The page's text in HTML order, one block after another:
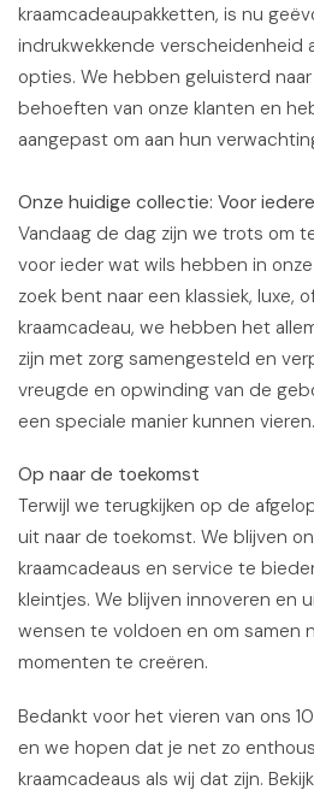
kraamcadeaupakketten, is nu
indrukwekkende verscheidenheid
opties. We hebben geluisterd
behoeften van onze klanten en
aangepast om aan hun
Onze huidige collectie: Voor iedere
Vandaag de dag zijn we trots om
voor ieder wat wils hebben in
zoek bent naar een klassiek, luxe,
kraamcadeau, we hebben het
zijn met zorg samengesteld en
vreugde en opwinding van de
een speciale manier kunnen vieren.
Op naar de toekomst
Terwijl we terugkijken op de
uit naar de toekomst. We blijven
kraamcadeaus en service te
kleintjes. We blijven innoveren en
wensen te voldoen en om samen
momenten te creëren.
Bedankt voor het vieren van ons
en we hopen dat je net zo
kraamcadeaus als wij dat zijn.